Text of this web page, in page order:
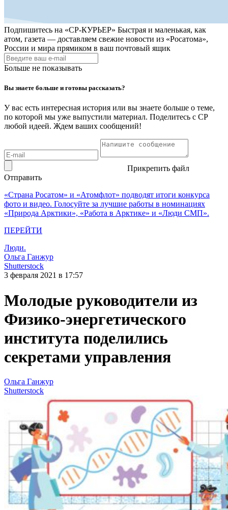
Подпишитесь на «СР-КУРЬЕР» Быстрая и маленькая, как
атом, газета — доставляем свежие новости из «Росатома»,
России и мира прямиком в ваш почтовый ящик
Больше не показывать
Вы знаете больше и готовы рассказать?
У вас есть интересная история или вы знаете больше о теме,
по которой мы уже выпустили материал. Поделитесь с СР
любой идеей. Ждем ваших сообщений!
Прикрепить файл
Отправить
«Страна Росатом» и «Атомфлот» подводят итоги конкурса
фото и видео. Голосуйте за лучшие работы в номинациях
«Природа Арктики», «Работа в Арктике» и «Люди СМП».
ПЕРЕЙТИ
Люди.
Ольга Ганжур
Shutterstock
3 февраля 2021 в 17:57
Молодые руководители из
Физико-энергетического
института поделились
секретами управления
Ольга Ганжур
Shutterstock